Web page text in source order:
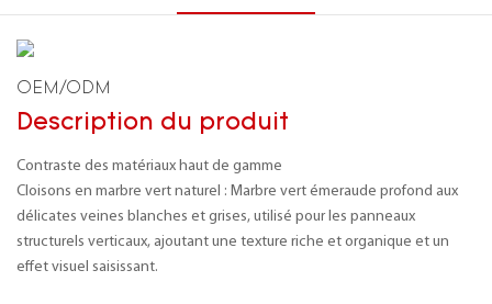
OEM/ODM
Description du produit
Contraste des matériaux haut de gamme
Cloisons en marbre vert naturel : Marbre vert émeraude profond aux
délicates veines blanches et grises, utilisé pour les panneaux
structurels verticaux, ajoutant une texture riche et organique et un
effet visuel saisissant.